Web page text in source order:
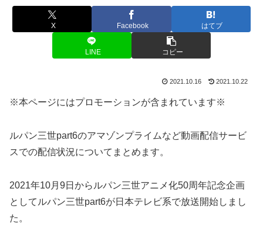
X Facebook はてブ
LINE コピー
2021.10.16 2021.10.22
※本ページにはプロモーションが含まれています※
ルパン三世part6のアマゾンプライムなど動画配信サービ
スでの配信状況についてまとめます。
2021年10月9日からルパン三世アニメ化50周年記念企画
としてルパン三世part6が日本テレビ系で放送開始しまし
た。